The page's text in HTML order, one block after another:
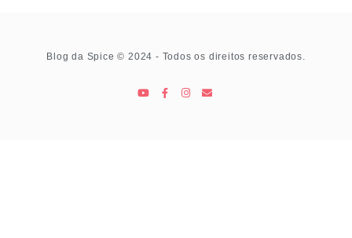
Blog da Spice © 2024 - Todos os direitos reservados.